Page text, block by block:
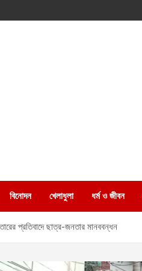
বিনোদন খেলাধুলা ধর্ম ও জীবন
প্রতিবাদে ছাত্র-জনতার মানববন্ধন